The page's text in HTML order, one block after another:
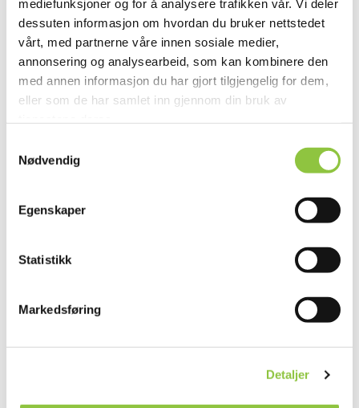
mediefunksjoner og for å analysere trafikken vår. Vi deler
dessuten informasjon om hvordan du bruker nettstedet
vårt, med partnerne våre innen sosiale medier,
annonsering og analysearbeid, som kan kombinere den
med annen informasjon du har gjort tilgjengelig for dem,
eller som de har samlet inn gjennom din bruk av
Nødvendig
Egenskaper
Statistikk
Markedsføring
Detaljer
Andre lignende gårder
Sandnes Rogaland